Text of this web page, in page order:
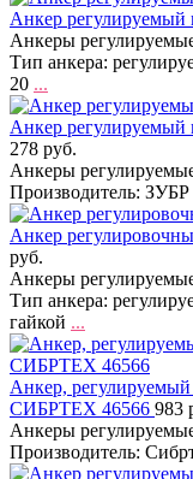
Анкер регулируемый
Анкеры
Тип анкера:
20 ...
Анкер
278 руб.
Анкеры
Производитель:
Анкер
руб.
Анкеры
Тип анкера:
гайкой ...
Анкер,
СИБРТЕХ 46566 983
Анкеры
Производитель: